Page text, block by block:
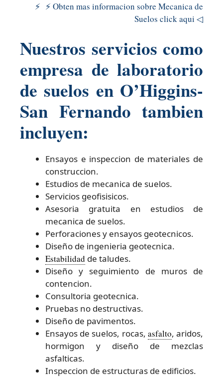
⚡ ⚡ Obten mas informacion sobre Mecanica de
Suelos click aqui ◁
Nuestros servicios como
empresa de laboratorio
de suelos en O’Higgins-
San Fernando tambien
incluyen:
Ensayos e inspeccion de materiales de
construccion.
Estudios de mecanica de suelos.
Servicios geofisisicos.
Asesoria gratuita en estudios de
mecanica de suelos.
Perforaciones y ensayos geotecnicos.
Diseño de ingenieria geotecnica.
Estabilidad de taludes.
Diseño y seguimiento de muros de
contencion.
Consultoria geotecnica.
Pruebas no destructivas.
Diseño de pavimentos.
Ensayos de suelos, rocas, asfalto, aridos,
hormigon y diseño de mezclas
asfalticas.
Inspeccion de estructuras de edificios.